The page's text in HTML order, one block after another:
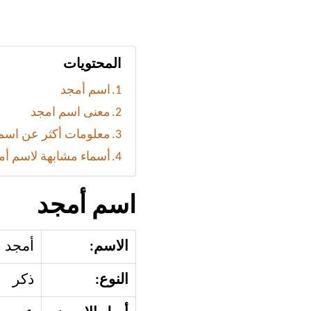
المحتويات
اسم أمجد
معنى اسم امجد
معلومات أكثر عن
أسماء مشابهة لاسم
اسم أمجد
الاسم: أمجد
النوع: ذكر